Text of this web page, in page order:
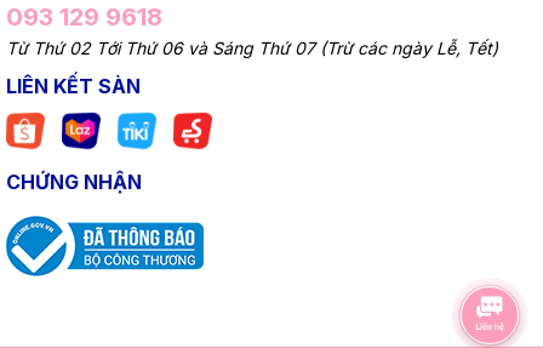
093 129 9618
Từ Thứ 02 Tới Thứ 06 và Sáng Thứ 07 (Trừ các ngày Lễ, Tết)
LIÊN KẾT SÀN
CHỨNG NHẬN